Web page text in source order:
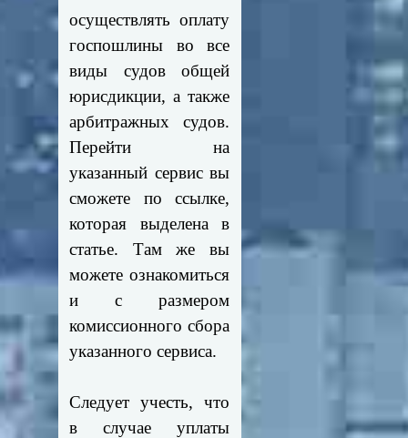
осуществлять оплату
госпошлины во все
виды судов общей
юрисдикции, а также
арбитражных судов.
Перейти на
указанный сервис вы
сможете по ссылке,
которая выделена в
статье. Там же вы
можете ознакомиться
и с размером
комиссионного сбора
указанного сервиса.
Следует учесть, что
в случае уплаты